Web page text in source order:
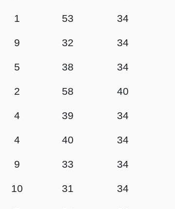
1 53 34
9 32 34
5 38 34
2 58 40
4 39 34
4 40 34
9 33 34
10 31 34